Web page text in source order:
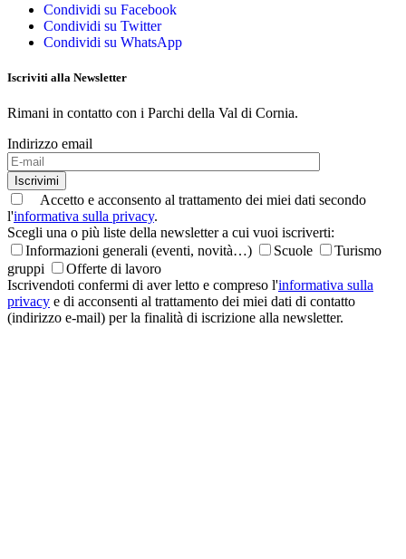
Condividi su Facebook
Condividi su Twitter
Condividi su WhatsApp
Iscriviti alla Newsletter
Rimani in contatto con i Parchi della Val di Cornia.
Indirizzo email
Iscrivimi
Accetto e acconsento al trattamento dei miei dati secondo
l'informativa sulla privacy.
Scegli una o più liste della newsletter a cui vuoi iscriverti:
Informazioni generali (eventi, novità…)
Scuole
Turismo
gruppi
Offerte di lavoro
Iscrivendoti confermi di aver letto e compreso l'informativa sulla
privacy e di acconsenti al trattamento dei miei dati di contatto
(indirizzo e-mail) per la finalità di iscrizione alla newsletter.